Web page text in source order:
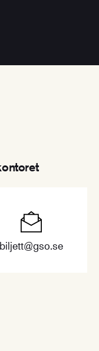
biljett@gso.se